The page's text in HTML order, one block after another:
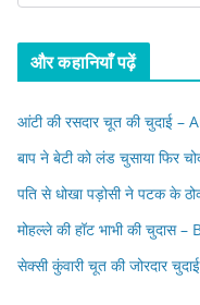
और कहानियाँ पढ़ें
आंटी की रसदार चूत की चुदाई
बाप ने बेटी को लंड चुसाया फिर
पति से धोखा पड़ोसी ने पटक के
मोहल्ले की हॉट भाभी की चुदास
सेक्सी कुंवारी चूत की जोरदार